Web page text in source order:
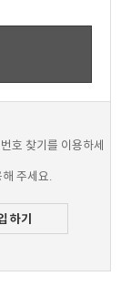
호 찾기를 이용하세
주세요.
하기